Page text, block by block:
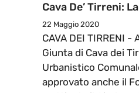
Cava De’ Tirreni:
22 Maggio 2020
CAVA DEI TIRRENI
Giunta di Cava dei
Urbanistico
approvato anche il